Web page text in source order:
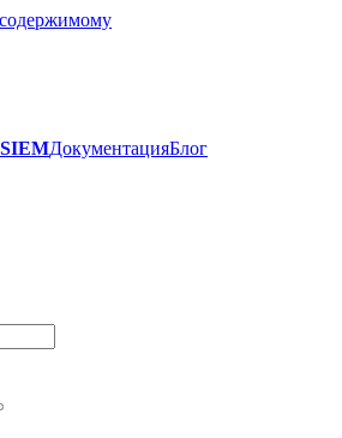
ДокументацияБлог